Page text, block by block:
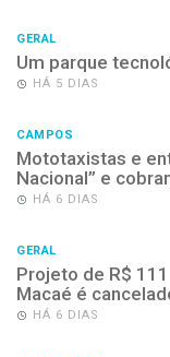
GERAL
Um parque
HÁ 5 DIAS
CAMPOS
Mototaxistas e
Nacional” e
HÁ 6 DIAS
GERAL
Projeto de R$
Macaé é
HÁ 6 DIAS